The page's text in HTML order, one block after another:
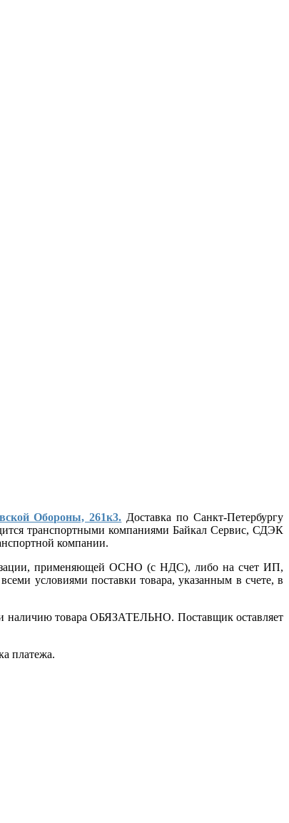
Обороны, 261к3. Доставка по Санкт-Петербургу
транспортными компаниями Байкал Сервис, СДЭК
компании.
применяющей ОСНО (с НДС), либо на счет ИП,
условиями поставки товара, указанным в счете, в
и наличию товара ОБЯЗАТЕЛЬНО. Поставщик оставляет
платежа.